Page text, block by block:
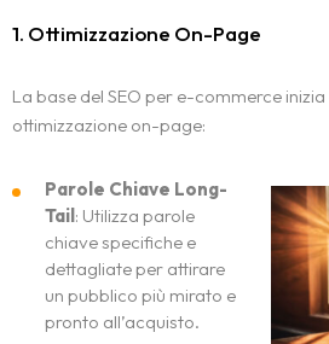
1. Ottimizzazione On-Page
La base del SEO per e-commerce
ottimizzazione on-page:
Parole Chiave Long-
Tail : Utilizza parole
chiave specifiche e
dettagliate per attirare
un pubblico più mirato e
pronto all’acquisto.